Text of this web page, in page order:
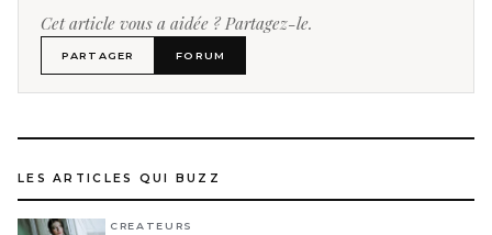
Cet article vous a aidée ? Partagez-le.
PARTAGER FORUM
LES ARTICLES QUI BUZZ
CREATEURS